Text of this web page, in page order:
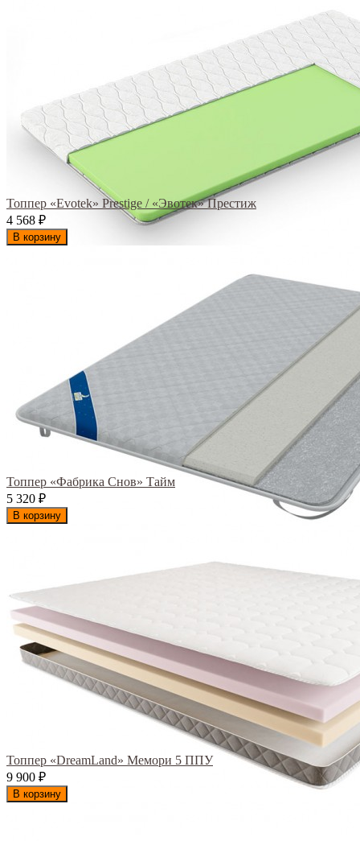
Топпер «Evotek» Prestige / «Эвотек» Престиж
4 568 ₽
В корзину
Топпер «Фабрика Снов» Тайм
5 320 ₽
В корзину
Топпер «DreamLand» Мемори 5 ППУ
9 900 ₽
В корзину